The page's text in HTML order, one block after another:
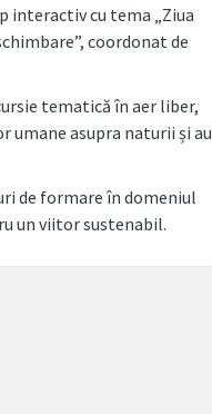
interactiv cu tema „Ziua
coordonat de
tematică în aer liber,
umane asupra naturii și au
de formare în domeniul
un viitor sustenabil.